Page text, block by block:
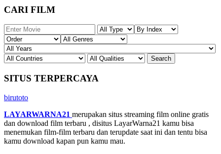
CARI FILM
SITUS TERPERCAYA
birutoto
LAYARWARNA21 merupakan situs streaming film online gratis
dan download film terbaru , disitus LayarWarna21 kamu bisa
menemukan film-film terbaru dan terupdate saat ini dan tentu bisa
kamu download kapan pun kamu mau.